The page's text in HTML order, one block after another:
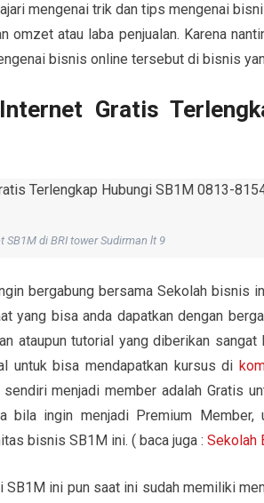
mengenai trik dan tips mengenai
omzet atau laba penjualan. Karena
bisnis online tersebut di bisnis
Gratis
SB1M di BRI tower Sudirman lt 9
bergabung bersama Sekolah bisnis
yang bisa anda dapatkan dengan
ataupun tutorial yang diberikan
untuk bisa mendapatkan kursus di
menjadi member adalah Gratis
bila ingin menjadi Premium
bisnis SB1M ini. ( baca juga : Sekolah
ini pun saat ini sudah memiliki